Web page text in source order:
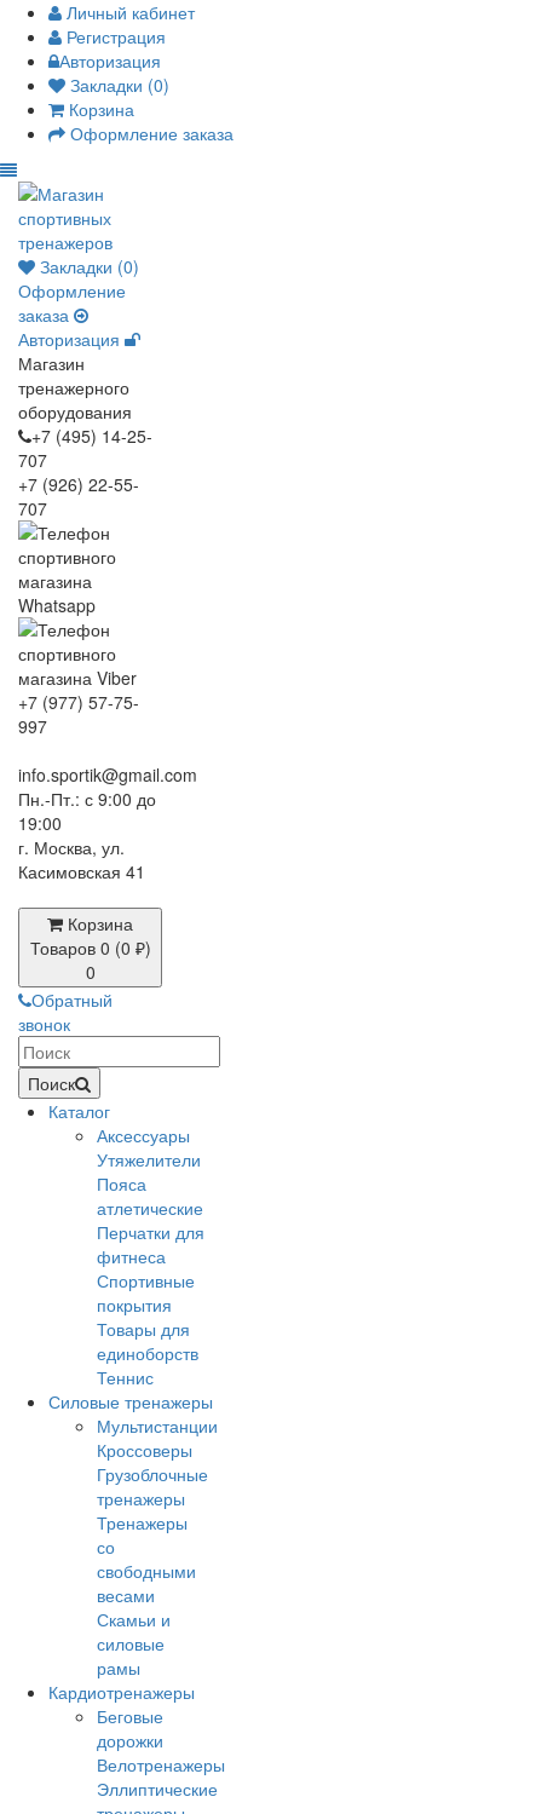
Личный кабинет
Регистрация
Авторизация
Закладки (0)
Корзина
Оформление заказа
Закладки (0)
Оформление
заказа
Авторизация
Магазин
тренажерного
оборудования
+7 (495) 14-25-
707
+7 (926) 22-55-
707
+7 (977) 57-75-
997
info.sportik@gmail.com
Пн.-Пт.: с 9:00 до
19:00
г. Москва, ул.
Касимовская 41
Корзина
Товаров 0 (0 ₽)
0
Обратный
звонок
Поиск
Каталог
Аксессуары
Утяжелители
Пояса
атлетические
Перчатки для
фитнеса
Спортивные
покрытия
Товары для
единоборств
Теннис
Силовые тренажеры
Мультистанции
Кроссоверы
Грузоблочные
тренажеры
Тренажеры
со
свободными
весами
Скамьи и
силовые
рамы
Кардиотренажеры
Беговые
дорожки
Велотренажеры
Эллиптические